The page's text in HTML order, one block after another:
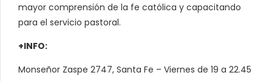
mayor comprensión de la fe católica y capacitando
para el servicio pastoral.
+INFO:
Monseñor Zaspe 2747, Santa Fe – Viernes de 19 a 22.45